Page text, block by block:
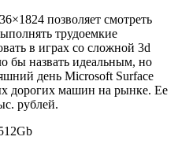
позволяет смотреть
трудоемкие
в играх со сложной 3d
бы назвать идеальным, но
день Microsoft Surface
дорогих машин на рынке. Ее
рублей.